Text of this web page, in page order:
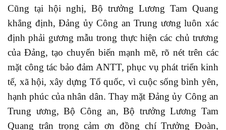
Cũng tại hội nghị, Bộ trưởng Lương Tam Quang
khẳng định, Đảng ủy Công an Trung ương luôn xác
định phải gương mẫu trong thực hiện các chủ trương
của Đảng, tạo chuyển biến mạnh mẽ, rõ nét trên các
mặt công tác bảo đảm ANTT, phục vụ phát triển kinh
tế, xã hội, xây dựng Tổ quốc, vì cuộc sống bình yên,
hạnh phúc của nhân dân. Thay mặt Đảng ủy Công an
Trung ương, Bộ Công an, Bộ trưởng Lương Tam
Quang trân trọng cảm ơn đồng chí Trưởng Đoàn,